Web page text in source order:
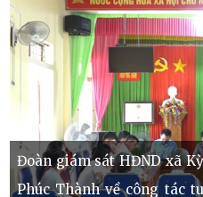
Đoàn giám sát HĐND xã
Phúc Thành về công tác